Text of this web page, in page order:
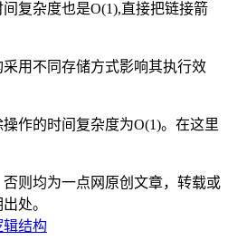
复杂度也是O(1),直接把链接箭
作的时间复杂度为O(1)。在这里
则均为一点网 原创文章，转载或
处。
辑结构